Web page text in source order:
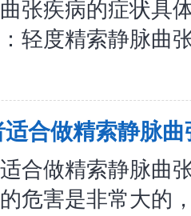
张疾病的症状具
轻度精索静脉曲
合做精索静脉曲
合做精索静脉曲
危害是非常大的